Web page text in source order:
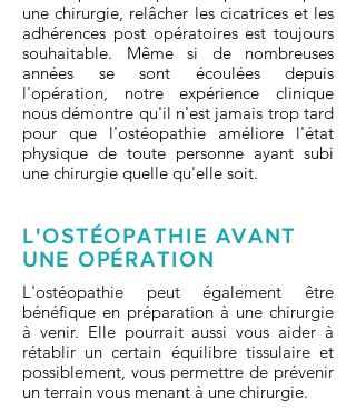
une chirurgie, relâcher les cicatrices et les
adhérences post opératoires est toujours
souhaitable. Même si de nombreuses
années se sont écoulées depuis
l'opération, notre expérience clinique
nous démontre qu'il n'est jamais trop tard
pour que l'ostéopathie améliore l'état
physique de toute personne ayant subi
une chirurgie quelle qu'elle soit.
L'OSTÉOPATHIE AVANT
UNE OPÉRATION
L'ostéopathie peut également être
bénéfique en préparation à une chirurgie
à venir. Elle pourrait aussi vous aider à
rétablir un certain équilibre tissulaire et
possiblement, vous permettre de prévenir
un terrain vous menant à une chirurgie.